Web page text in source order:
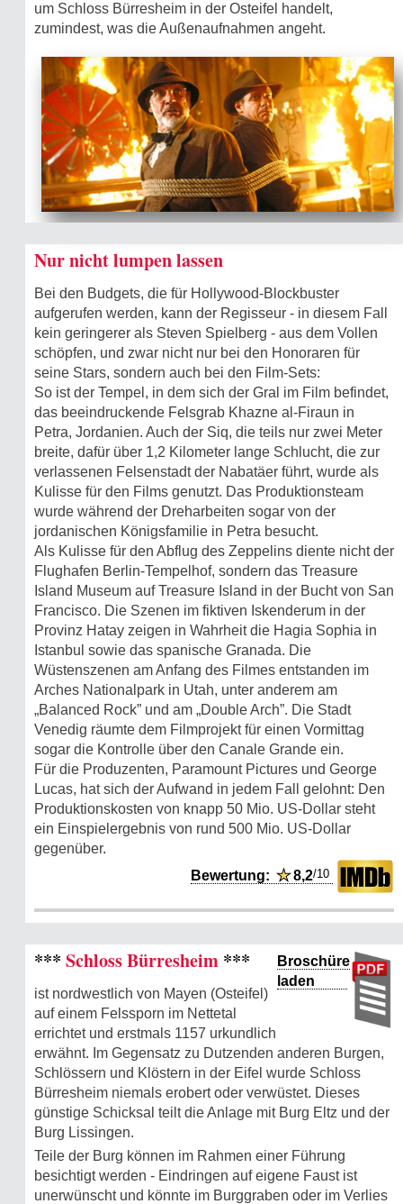
um Schloss Bürresheim in der Osteifel handelt,
zumindest, was die Außenaufnahmen angeht.
Nur nicht lumpen lassen
Bei den Budgets, die für Hollywood-Blockbuster
aufgerufen werden, kann der Regisseur - in diesem Fall
kein geringerer als Steven Spielberg - aus dem Vollen
schöpfen, und zwar nicht nur bei den Honoraren für
seine Stars, sondern auch bei den Film-Sets:
So ist der Tempel, in dem sich der Gral im Film befindet,
das beeindruckende Felsgrab Khazne al-Firaun in
Petra, Jordanien. Auch der Siq, die teils nur zwei Meter
breite, dafür über 1,2 Kilometer lange Schlucht, die zur
verlassenen Felsenstadt der Nabatäer führt, wurde als
Kulisse für den Films genutzt. Das Produktionsteam
wurde während der Dreharbeiten sogar von der
jordanischen Königsfamilie in Petra besucht.
Als Kulisse für den Abflug des Zeppelins diente nicht der
Flughafen Berlin-Tempelhof, sondern das Treasure
Island Museum auf Treasure Island in der Bucht von San
Francisco. Die Szenen im fiktiven Iskenderum in der
Provinz Hatay zeigen in Wahrheit die Hagia Sophia in
Istanbul sowie das spanische Granada. Die
Wüstenszenen am Anfang des Filmes entstanden im
Arches Nationalpark in Utah, unter anderem am
„Balanced Rock” und am „Double Arch”. Die Stadt
Venedig räumte dem Filmprojekt für einen Vormittag
sogar die Kontrolle über den Canale Grande ein.
Für die Produzenten, Paramount Pictures und George
Lucas, hat sich der Aufwand in jedem Fall gelohnt: Den
Produktionskosten von knapp 50 Mio. US-Dollar steht
ein Einspielergebnis von rund 500 Mio. US-Dollar
gegenüber.
Bewertung:★8,2/10
Broschüre
laden
*** Schloss Bürresheim ***
ist nordwestlich von Mayen (Osteifel)
auf einem Felssporn im Nettetal
errichtet und erstmals 1157 urkundlich
erwähnt. Im Gegensatz zu Dutzenden anderen Burgen,
Schlössern und Klöstern in der Eifel wurde Schloss
Bürresheim niemals erobert oder verwüstet. Dieses
günstige Schicksal teilt die Anlage mit Burg Eltz und der
Burg Lissingen.
Teile der Burg können im Rahmen einer Führung
besichtigt werden - Eindringen auf eigene Faust ist
unerwünscht und könnte im Burggraben oder im Verlies